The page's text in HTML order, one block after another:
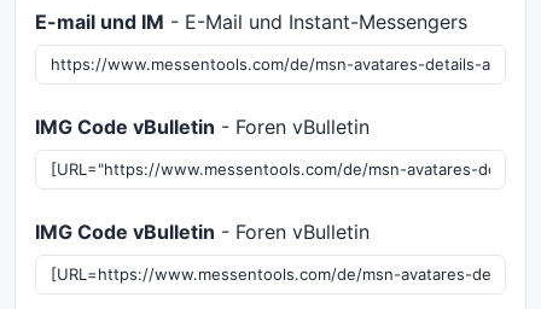
E-mail und IM - E-Mail und Instant-Messengers
IMG Code vBulletin - Foren vBulletin
IMG Code vBulletin - Foren vBulletin